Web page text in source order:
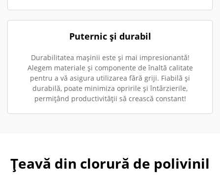
Puternic și durabil
Durabilitatea mașinii este și mai impresionantă!
Alegem materiale și componente de înaltă calitate
pentru a vă asigura utilizarea fără griji. Fiabilă și
durabilă, poate minimiza opririle și întârzierile,
permițând productivității să crească constant!
Țeavă din clorură de polivinil